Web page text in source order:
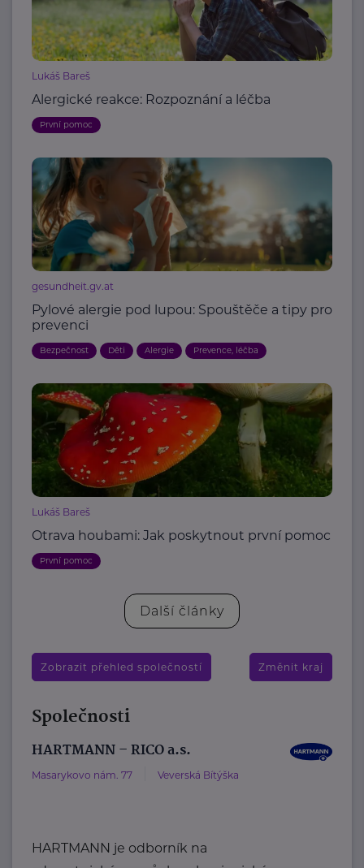
Lukáš Bareš
Alergické reakce: Rozpoznání a léčba
První pomoc
gesundheit.gv.at
Pylové alergie pod lupou: Spouštěče a tipy pro
prevenci
Bezpečnost Děti Alergie Prevence, léčba
Lukáš Bareš
Otrava houbami: Jak poskytnout první pomoc
První pomoc
Další články
Zobrazit přehled společností Změnit kraj
Společnosti
HARTMANN – RICO a.s.
Masarykovo nám. 77 Veverská Bítýška
HARTMANN je odborník na